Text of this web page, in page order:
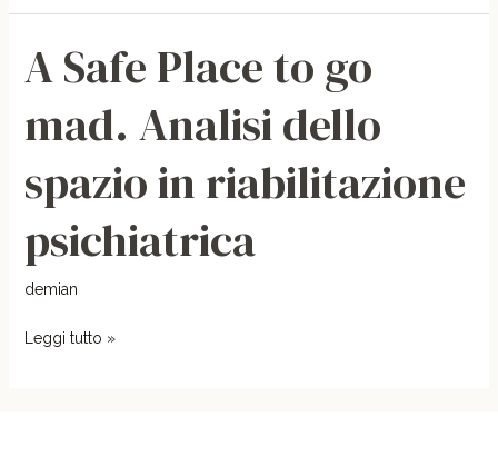
studio
pilota
A Safe Place to go
mad. Analisi dello
spazio in riabilitazione
psichiatrica
demian
Safe
to
mad.
dello
spazio
riabilitazione
Leggi tutto »